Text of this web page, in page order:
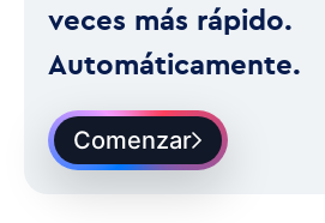
veces más rápido.
Automáticamente.
Comenzar